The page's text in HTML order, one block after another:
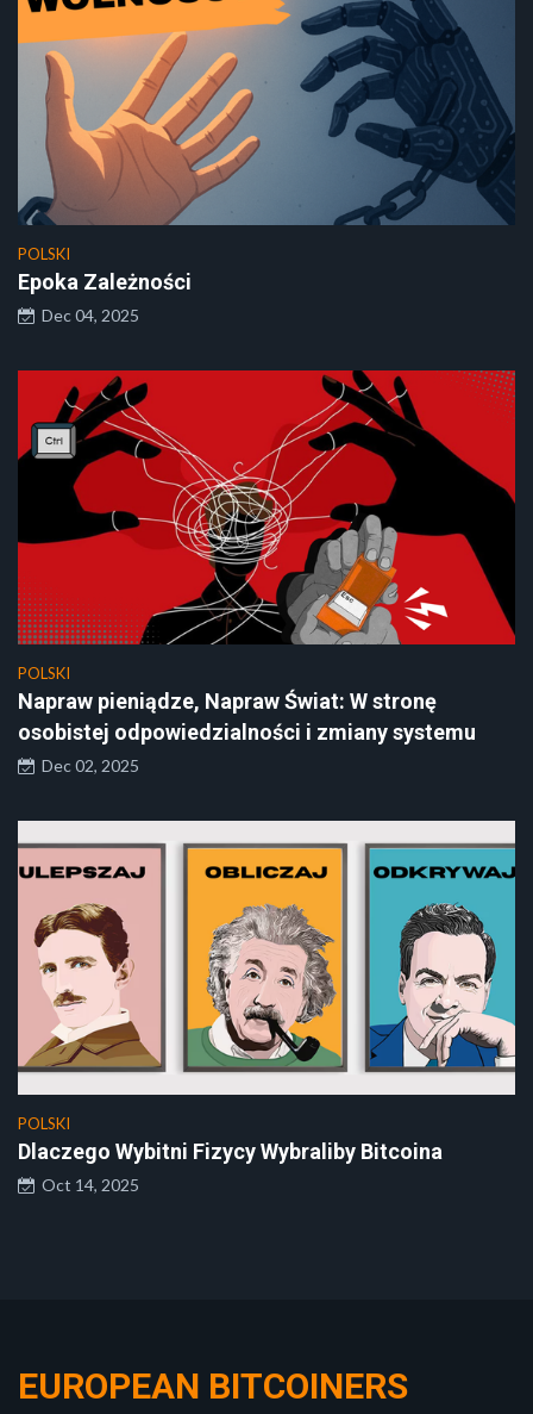
POLSKI
Epoka Zależności
Dec 04, 2025
POLSKI
Napraw pieniądze, Napraw Świat: W stronę
osobistej odpowiedzialności i zmiany systemu
Dec 02, 2025
POLSKI
Dlaczego Wybitni Fizycy Wybraliby Bitcoina
Oct 14, 2025
EUROPEAN BITCOINERS